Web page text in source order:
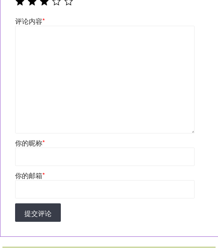
评论内容*
你的昵称*
你的邮箱*
提交评论